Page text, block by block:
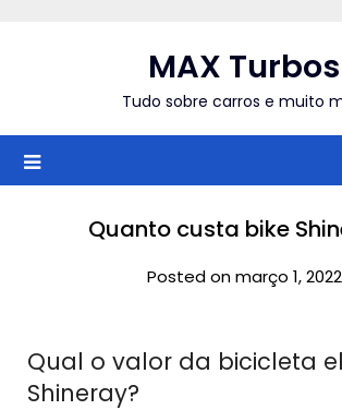
MAX Turbos
Tudo sobre carros e muito
Quanto custa bike
Posted on março 1, 2022
Qual o valor da bicicleta
Shineray?